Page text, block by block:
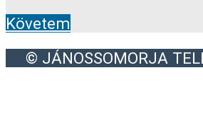
Követem
© JÁNOSSOMORJA